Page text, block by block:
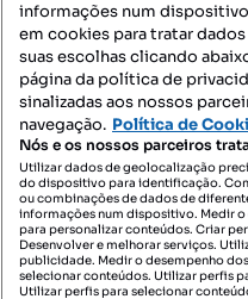
Mapa do Site
Contacte-nos
informações num
em cookies para tratar
suas escolhas clicando
página da política de
sinalizadas aos nossos
navegação. Política de
Nós e os nossos parceiros
Utilizar dados de geolocalização
do dispositivo para identificação.
ou combinações de dados de
informações num dispositivo. Medir
para personalizar conteúdos. Criar
Desenvolver e melhorar serviços.
publicidade. Medir o desempenho
selecionar conteúdos. Utilizar perfis
Utilizar perfis para selecionar